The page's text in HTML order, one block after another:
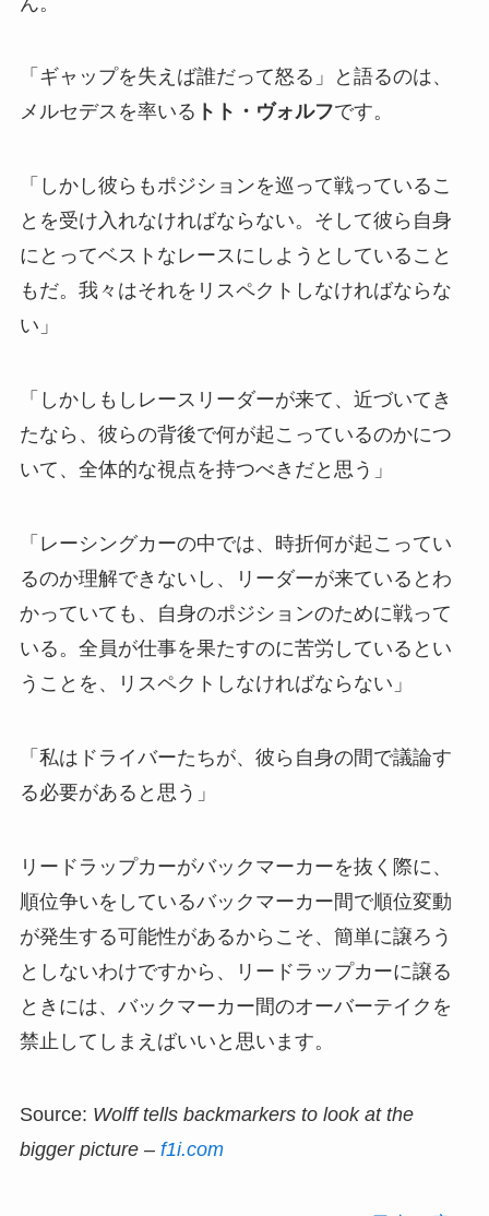
「ギャップを失えば誰だって怒る」と語るのは、
メルセデスを率いる トト・ヴォルフです。
「しかし彼らもポジションを巡って戦っているこ
とを受け入れなければならない。そして彼ら自身
にとってベストなレースにしようとしていること
もだ。我々はそれをリスペクトしなければならな
い」
「しかしもしレースリーダーが来て、近づいてき
たなら、彼らの背後で何が起こっているのかにつ
いて、全体的な視点を持つべきだと思う」
「レーシングカーの中では、時折何が起こってい
るのか理解できないし、リーダーが来ているとわ
かっていても、自身のポジションのために戦って
いる。全員が仕事を果たすのに苦労しているとい
うことを、リスペクトしなければならない」
「私はドライバーたちが、彼ら自身の間で議論す
る必要があると思う」
リードラップカーがバックマーカーを抜く際に、
順位争いをしているバックマーカー間で順位変動
が発生する可能性があるからこそ、簡単に譲ろう
としないわけですから、リードラップカーに譲る
ときには、バックマーカー間のオーバーテイクを
禁止してしまえばいいと思います。
Source: Wolff tells backmarkers to look at the
bigger picture – f1i.com